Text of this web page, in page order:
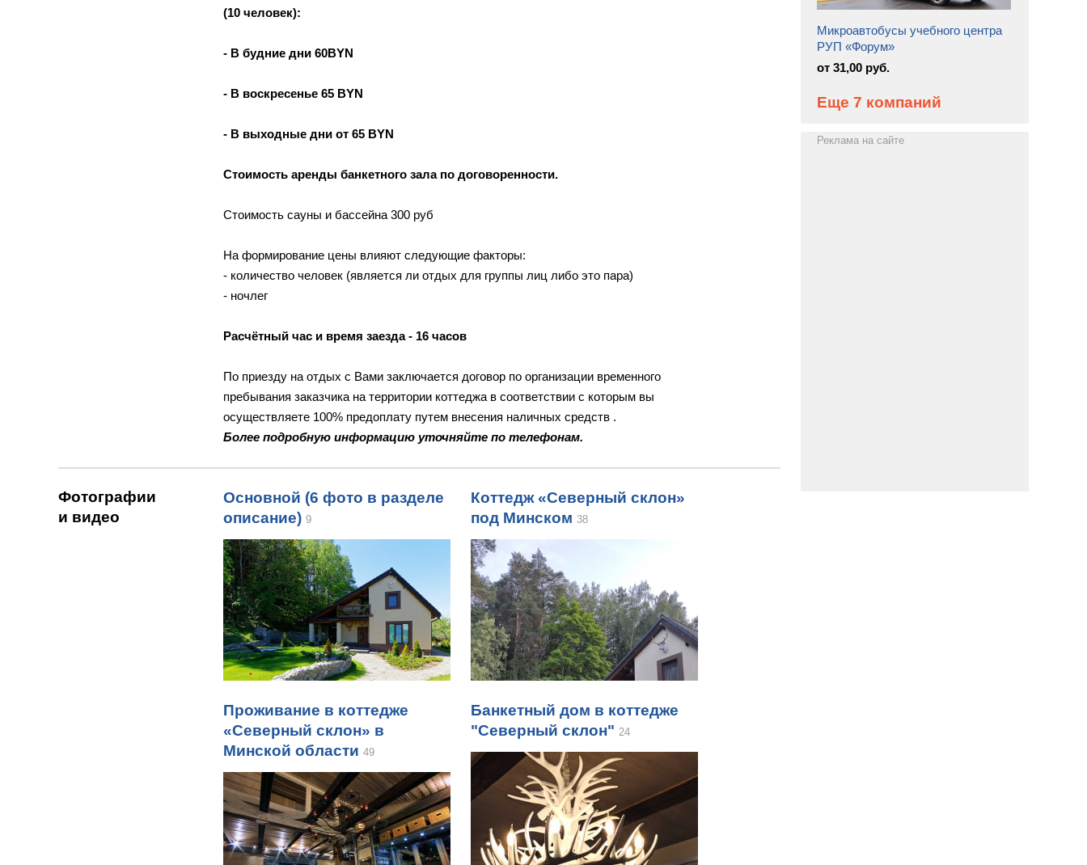
(10 человек):
- В будние дни 60BYN
- В воскресенье 65 BYN
- В выходные дни от 65 BYN
Стоимость аренды банкетного зала по договоренности.
Стоимость сауны и бассейна 300 руб
На формирование цены влияют следующие факторы:
- количество человек (является ли отдых для группы лиц либо это пара)
- ночлег
Расчётный час и время заезда - 16 часов
По приезду на отдых с Вами заключается договор по организации временного
пребывания заказчика на территории коттеджа в соответствии с которым вы
осуществляете 100% предоплату путем внесения наличных средств .
Более подробную информацию уточняйте по телефонам.
Фотографии
и видео
Основной (6 фото в разделе
описание) 9
Коттедж «Северный склон»
под Минском 38
Проживание в коттедже
«Северный склон» в
Минской области 49
Банкетный дом в коттедже
"Северный склон" 24
Микроавтобусы учебного центра
РУП «Форум»
от 31,00 руб.
Еще 7 компаний
Реклама на сайте